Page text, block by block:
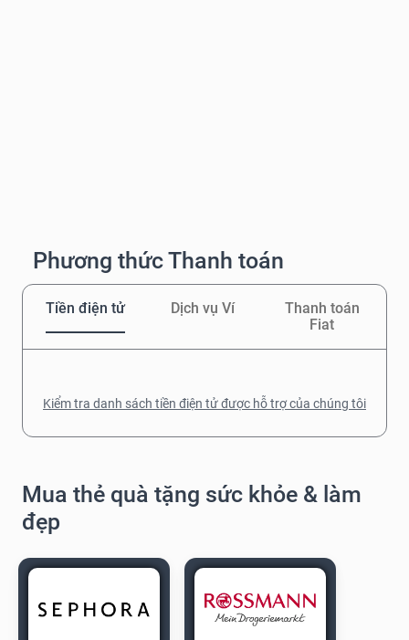
Phương thức Thanh toán
Tiền điện tử Dịch vụ Ví
Thanh toán
Fiat
Kiểm tra danh sách tiền điện tử được hỗ trợ của chúng tôi
Mua thẻ quà tặng sức khỏe & làm
đẹp